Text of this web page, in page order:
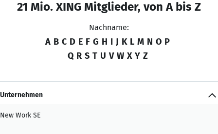
21 Mio. XING Mitglieder, von A bis Z
Nachname:
A B C D E F G H I J K L M N O P
Q R S T U V W X Y Z
Unternehmen
New Work SE